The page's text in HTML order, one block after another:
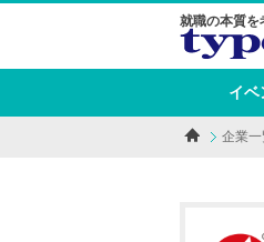
就職の本質を
イベ
企業一